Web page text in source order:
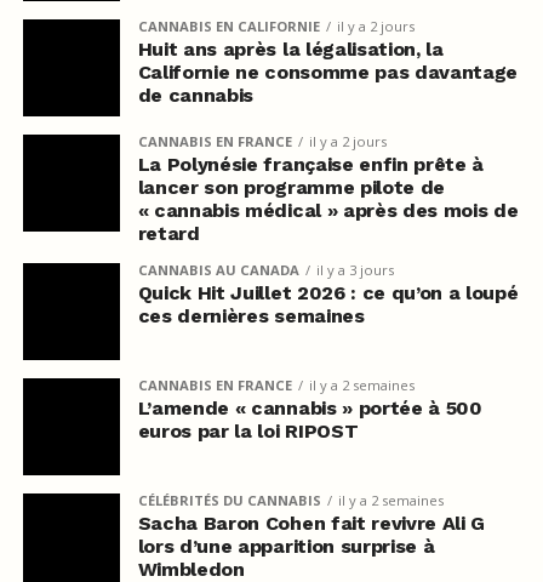
CANNABIS EN CALIFORNIE il y a 2 jours
Huit ans après la légalisation, la
Californie ne consomme pas davantage
de cannabis
CANNABIS EN FRANCE il y a 2 jours
La Polynésie française enfin prête à
lancer son programme pilote de
« cannabis médical » après des mois de
retard
CANNABIS AU CANADA il y a 3 jours
Quick Hit Juillet 2026 : ce qu’on a loupé
ces dernières semaines
CANNABIS EN FRANCE il y a 2 semaines
L’amende « cannabis » portée à 500
euros par la loi RIPOST
CÉLÉBRITÉS DU CANNABIS il y a 2 semaines
Sacha Baron Cohen fait revivre Ali G
lors d’une apparition surprise à
Wimbledon